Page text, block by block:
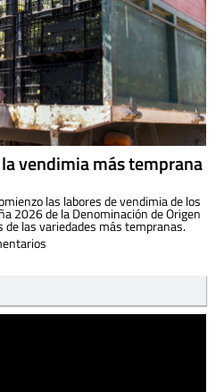
vendimia más temprana
las labores de vendimia de los
2026 de la Denominación de Origen
de las variedades más tempranas.